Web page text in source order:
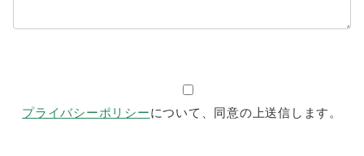
プライバシーポリシーについて、同意の上送信します。